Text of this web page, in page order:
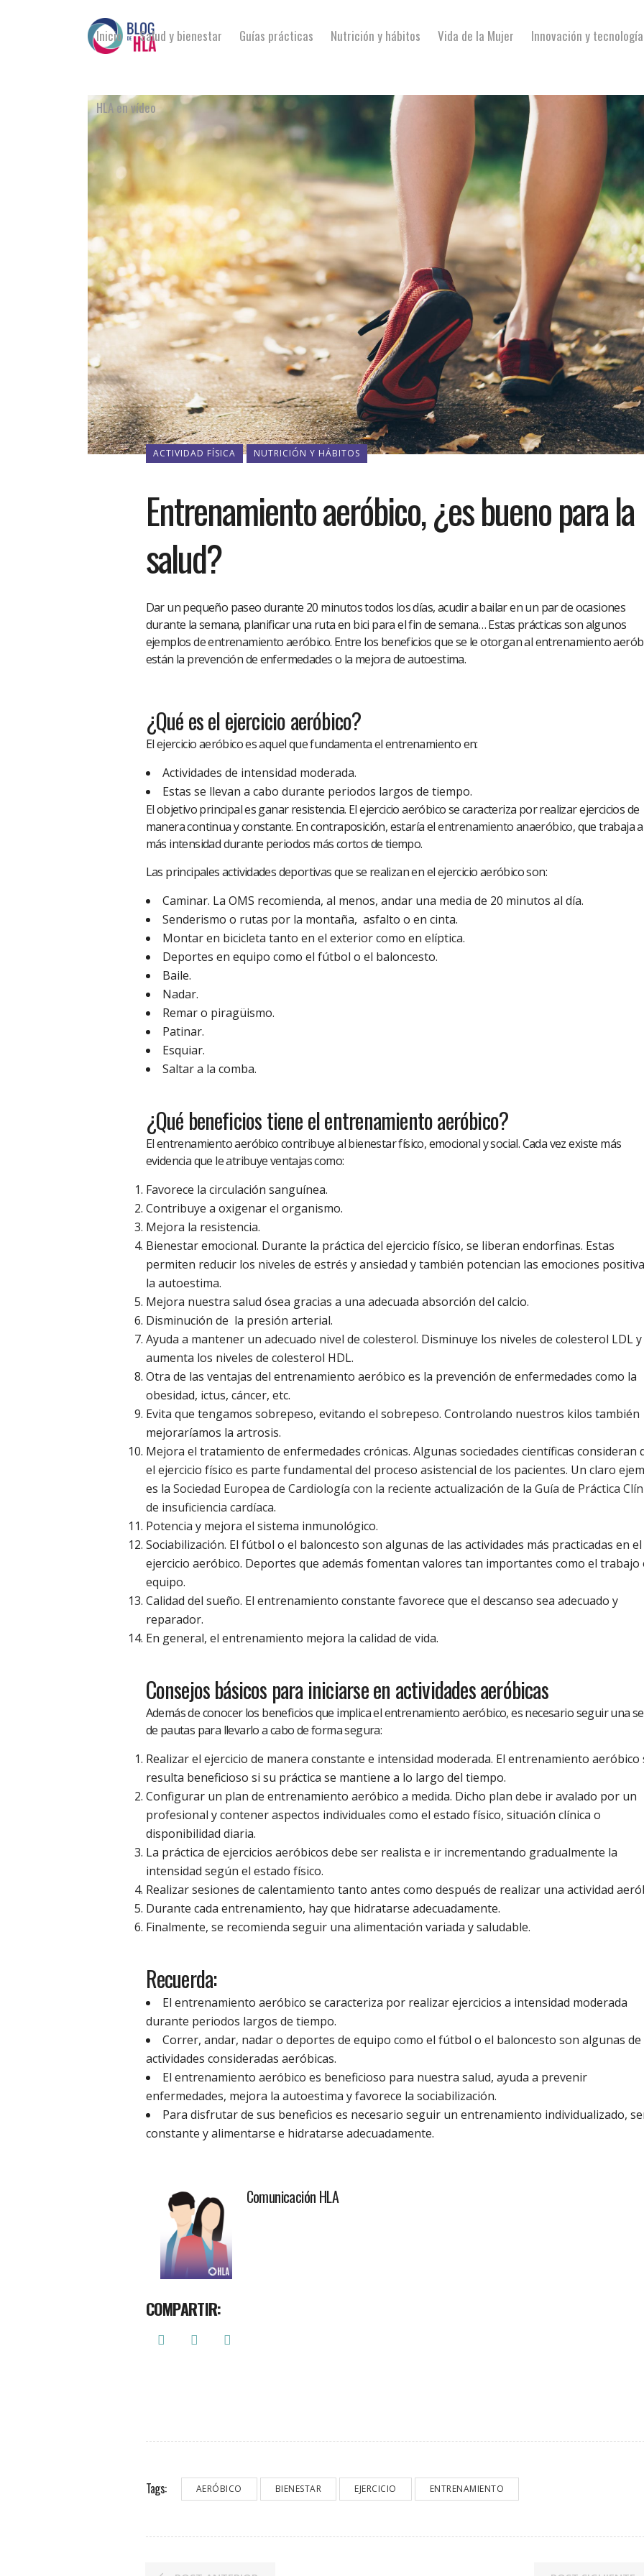
Inicio Salud y bienestar Guías prácticas Nutrición y hábitos Vida de la Mujer Innovación y tecnología
HLA en vídeo
ACTIVIDAD FÍSICA NUTRICIÓN Y HÁBITOS
Entrenamiento aeróbico, ¿es bueno para la
salud?
Dar un pequeño paseo durante 20 minutos todos los días, acudir a bailar en un par de ocasiones
durante la semana, planificar una ruta en bici para el fin de semana… Estas prácticas son algunos
ejemplos de entrenamiento aeróbico. Entre los beneficios que se le otorgan al entrenamiento
están la prevención de enfermedades o la mejora de autoestima.
¿Qué es el ejercicio aeróbico?
El ejercicio aeróbico es aquel que fundamenta el entrenamiento en:
Actividades de intensidad moderada.
Estas se llevan a cabo durante periodos largos de tiempo.
El objetivo principal es ganar resistencia. El ejercicio aeróbico se caracteriza por realizar ejercicios de
manera continua y constante. En contraposición, estaría elentrenamiento anaeróbico, que trabaja a
más intensidad durante periodos más cortos de tiempo.
Las principales actividades deportivas que se realizan en el ejercicio aeróbico son:
Caminar. La OMS recomienda, al menos, andar una media de 20 minutos al día.
Senderismo o rutas por la montaña, asfalto o en cinta.
Montar en bicicleta tanto en el exterior como en elíptica.
Deportes en equipo como el fútbol o el baloncesto.
Baile.
Nadar.
Remar o piragüismo.
Patinar.
Esquiar.
Saltar a la comba.
¿Qué beneficios tiene el entrenamiento aeróbico?
El entrenamiento aeróbico contribuye al bienestar físico, emocional y social. Cada vez existe más
evidencia que le atribuye ventajas como:
Favorece la circulación sanguínea.
Contribuye a oxigenar el organismo.
Mejora la resistencia.
Bienestar emocional. Durante la práctica del ejercicio físico, se liberan endorfinas. Estas
permiten reducir los niveles de estrés y ansiedad y también potencian las emociones
la autoestima.
Mejora nuestra salud ósea gracias a una adecuada absorción del calcio.
Disminución de la presión arterial.
Ayuda a mantener un adecuado nivel de colesterol. Disminuye los niveles de colesterol LDL y
aumenta los niveles de colesterol HDL.
Otra de las ventajas del entrenamiento aeróbico es la prevención de enfermedades como la
obesidad, ictus, cáncer, etc.
Evita que tengamos sobrepeso, evitando el sobrepeso. Controlando nuestros kilos también
mejoraríamos la artrosis.
Mejora el tratamiento de enfermedades crónicas. Algunas sociedades científicas consideran
el ejercicio físico es parte fundamental del proceso asistencial de los pacientes. Un claro
es la Sociedad Europea de Cardiología con la reciente actualización de la Guía de Práctica
de insuficiencia cardíaca.
Potencia y mejora el sistema inmunológico.
Sociabilización. El fútbol o el baloncesto son algunas de las actividades más practicadas en el
ejercicio aeróbico. Deportes que además fomentan valores tan importantes como el trabajo
equipo.
Calidad del sueño. El entrenamiento constante favorece que el descanso sea adecuado y
reparador.
En general, el entrenamiento mejora la calidad de vida.
Consejos básicos para iniciarse en actividades aeróbicas
Además de conocer los beneficios que implica el entrenamiento aeróbico, es necesario seguir una
de pautas para llevarlo a cabo de forma segura:
Realizar el ejercicio de manera constante e intensidad moderada. El entrenamiento aeróbico
resulta beneficioso si su práctica se mantiene a lo largo del tiempo.
Configurar un plan de entrenamiento aeróbico a medida. Dicho plan debe ir avalado por un
profesional y contener aspectos individuales como el estado físico, situación clínica o
disponibilidad diaria.
La práctica de ejercicios aeróbicos debe ser realista e ir incrementando gradualmente la
intensidad según el estado físico.
Realizar sesiones de calentamiento tanto antes como después de realizar una actividad
Durante cada entrenamiento, hay que hidratarse adecuadamente.
Finalmente, se recomienda seguir una alimentación variada y saludable.
Recuerda:
El entrenamiento aeróbico se caracteriza por realizar ejercicios a intensidad moderada
durante periodos largos de tiempo.
Correr, andar, nadar o deportes de equipo como el fútbol o el baloncesto son algunas de
actividades consideradas aeróbicas.
El entrenamiento aeróbico es beneficioso para nuestra salud, ayuda a prevenir
enfermedades, mejora la autoestima y favorece la sociabilización.
Para disfrutar de sus beneficios es necesario seguir un entrenamiento individualizado,
constante y alimentarse e hidratarse adecuadamente.
Comunicación HLA
COMPARTIR:
Tags: AERÓBICO BIENESTAR EJERCICIO ENTRENAMIENTO